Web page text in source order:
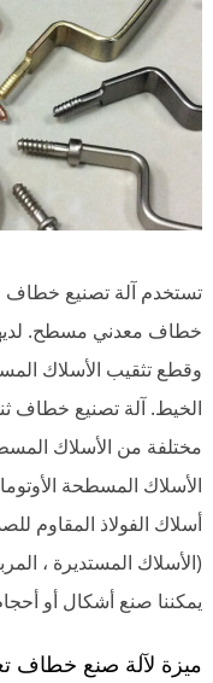
تستخدم آلة تصنيع خطاف
خطاف معدني مسطح.
وقطع تثقيب الأسلاك
الخيط. آلة تصنيع خطاف
الأسلاك المسطحة
أسلاك الفولاذ المقاوم
(الأسلاك المستديرة ،
يمكننا صنع أشكال أو
ميزة لآلة صنع خطاف